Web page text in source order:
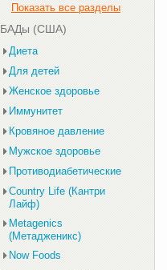
Показать все разделы
БАДы (США)
Диета
Для детей
Женское здоровье
Иммунитет
Кровяное давление
Мужское здоровье
Противодиабетические
Country Life (Кантри
Лайф)
Metagenics
(Метадженикс)
Now Foods